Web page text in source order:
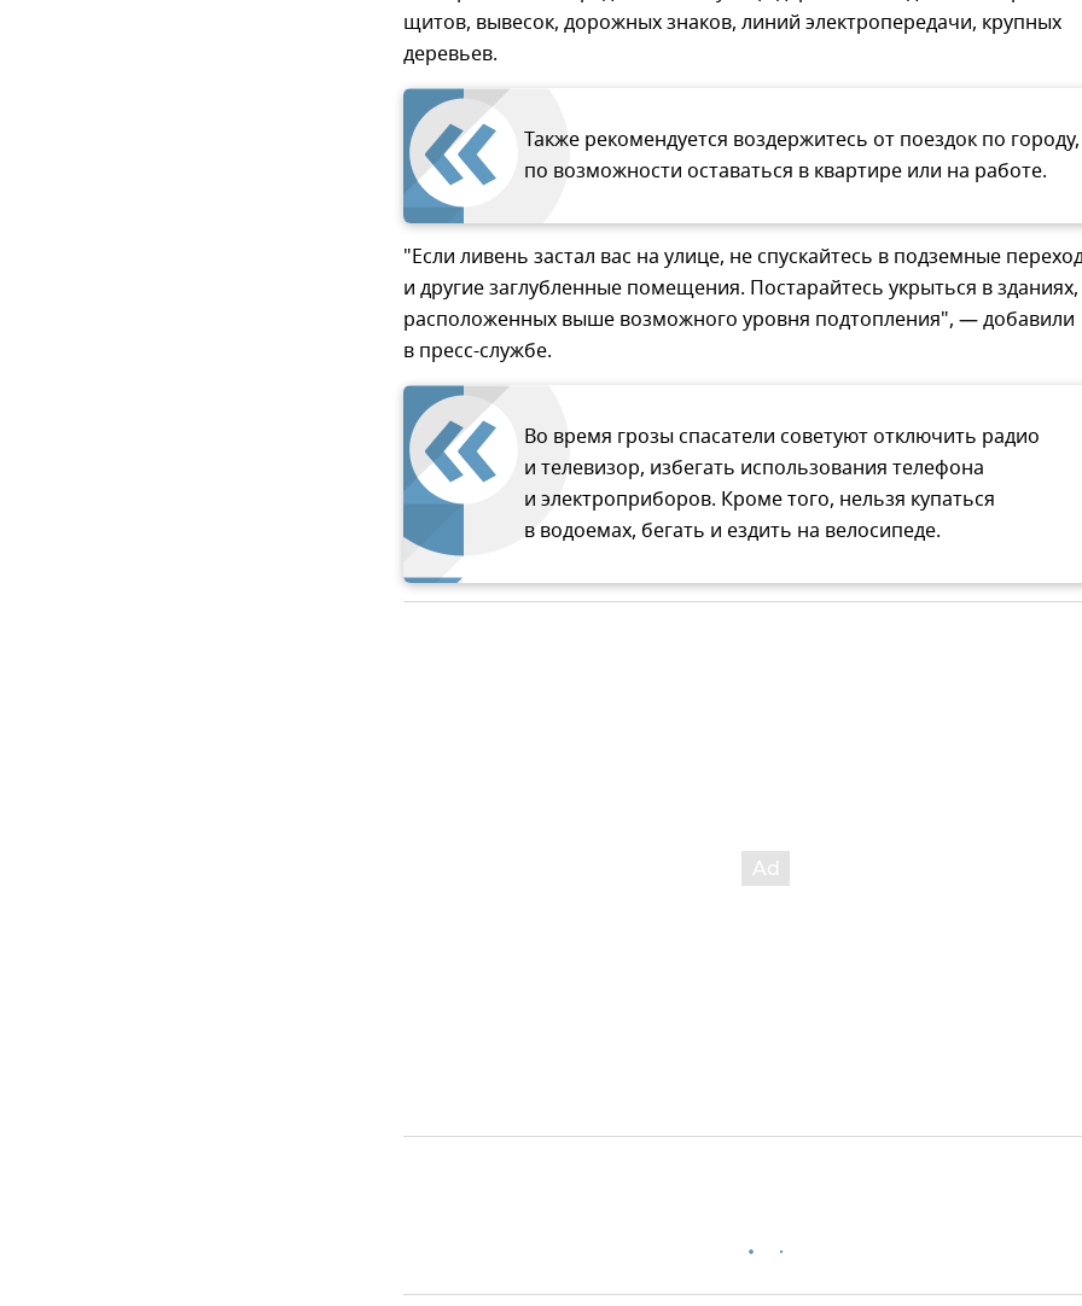
щитов, вывесок, дорожных знаков, линий электропередачи, крупных
деревьев.
Также рекомендуется воздержитесь от поездок по городу,
по возможности оставаться в квартире или на работе.
"Если ливень застал вас на улице, не спускайтесь в подземные
и другие заглубленные помещения. Постарайтесь укрыться в зданиях,
расположенных выше возможного уровня подтопления", — добавили
в пресс-службе.
Во время грозы спасатели советуют отключить радио
и телевизор, избегать использования телефона
и электроприборов. Кроме того, нельзя купаться
в водоемах, бегать и ездить на велосипеде.